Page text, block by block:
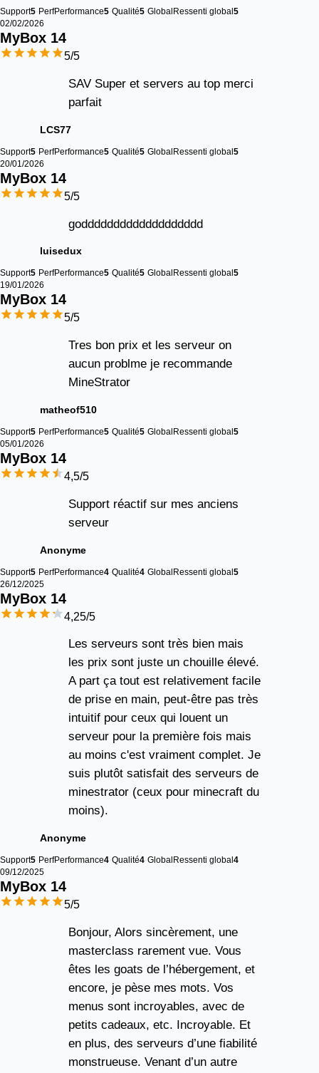
Support5 PerfPerformance5 Qualité5 Global Ressenti global 5
02/02/2026
MyBox 14
5/5
SAV Super et servers au top merci
parfait
LCS77
Support5 PerfPerformance5 Qualité5 GlobalRessenti global5
20/01/2026
MyBox 14
5/5
goddddddddddddddddddd
luisedux
Support5 PerfPerformance5 Qualité5 Global Ressenti global 5
19/01/2026
MyBox 14
5/5
Tres bon prix et les serveur on
aucun problme je recommande
MineStrator
matheof510
Support5 PerfPerformance5 Qualité5 Global Ressenti global 5
05/01/2026
MyBox 14
4,5/5
Support réactif sur mes anciens
serveur
Anonyme
Support5 PerfPerformance4 Qualité4 GlobalRessenti global5
26/12/2025
MyBox 14
4,25/5
Les serveurs sont très bien mais
les prix sont juste un chouille élevé.
A part ça tout est relativement facile
de prise en main, peut-être pas très
intuitif pour ceux qui louent un
serveur pour la première fois mais
au moins c'est vraiment complet. Je
suis plutôt satisfait des serveurs de
minestrator (ceux pour minecraft du
moins).
Anonyme
Support5 PerfPerformance4 Qualité4 Global Ressenti global 4
09/12/2025
MyBox 14
5/5
Bonjour, Alors sincèrement, une
masterclass rarement vue. Vous
êtes les goats de l’hébergement, et
encore, je pèse mes mots. Vos
menus sont incroyables, avec de
petits cadeaux, etc. Incroyable. Et
en plus, des serveurs d’une fiabilité
monstrueuse. Venant d’un autre